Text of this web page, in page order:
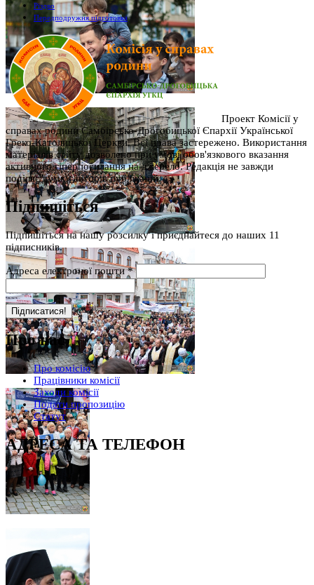
Різдво
Передподружня підготовка
Проект Комісії у
справах родини Самбірсько-Дрогобицької Єпархії Української
Греко-Католицької Церкви. Всі права застережено. Використання
матеріалів сайту дозволено при умові обов'язкового вказання
активного гіперпосилання на джерело. Редакція не завжди
поділяє думку авторів публікацій.
Підпишіться
Підпишіться на нашу розсилку і приєднайтеся до наших 11
підписників.
Адреса електроної пошти*
Про нас
Про комісію
Працівники комісії
Заходи комісії
Подати пропозицію
Статут
АДРЕСА ТА ТЕЛЕФОН